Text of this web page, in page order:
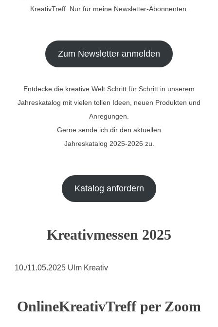
KreativTreff. Nur für meine Newsletter-Abonnenten.
Zum Newsletter anmelden
Entdecke die kreative Welt Schritt für Schritt in unserem
Jahreskatalog mit vielen tollen Ideen, neuen Produkten und
Anregungen.
Gerne sende ich dir den aktuellen
Jahreskatalog 2025-2026 zu.
Katalog anfordern
Kreativmessen 2025
10./11.05.2025 Ulm Kreativ
OnlineKreativTreff per Zoom